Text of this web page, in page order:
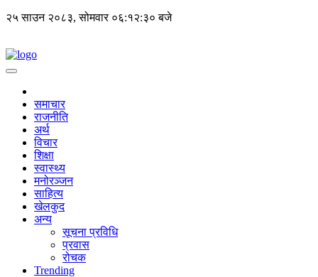
२५ साउन २०८३, सोमवार ०६:१२:३० बजे
समाचार
राजनीति
अर्थ
विचार
शिक्षा
स्वास्थ्य
मनोरञ्जन
साहित्य
खेलकुद
अन्य
सूचना प्रविधि
प्रवास
रोचक
Trending